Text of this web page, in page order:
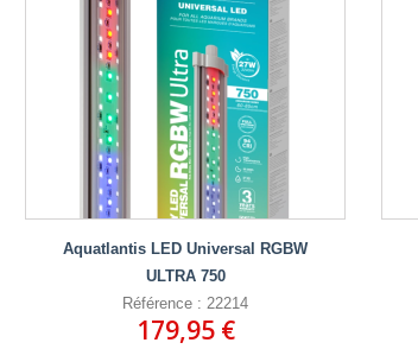
Aquatlantis LED Universal RGBW
ULTRA 750
Référence : 22214
179,95 €